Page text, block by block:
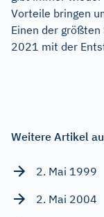
Vorteile bringen
Einen der
2021 mit der
Weitere Artikel
2. Mai 1999
2. Mai 2004